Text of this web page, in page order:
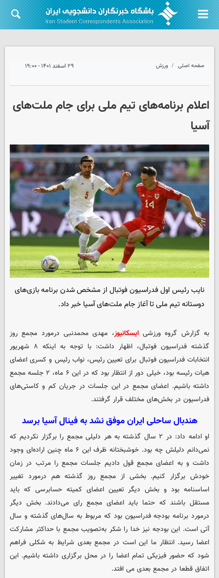
صفحه اصلی ورزش ۲۹ اسفند ۱۴۰۱ - ۱۹:۰۰
اعلام برنامه‌های تیم ملی برای جام ملت‌های
آسیا
نایب رئیس اول فدراسیون فوتبال از مشخص شدن برنامه بازی‌های
دوستانه تیم‌ ملی تا آغاز جام ملت‌های آسیا خبر داد.
به گزارش گروه ورزشیایسکانیوز، مهدی محمدنبی درمورد مجمع روز
گذشته فدراسیون فوتبال، اظهار داشت: با توجه به اینکه ۸ شهریور
انتخابات فدراسیون فوتبال برای تعیین رئیس، نواب رئیس و کسری اعضای
هیات رئیسه بود، خیلی دور از انتظار بود که در این ۶ ماه، ۲ جلسه مجمع
داشته باشیم. اعضای مجمع در این جلسات در جریان کم و کاستی‌های
فدراسیون در بخش‌های مختلف قرار گرفتند.
هندبال ساحلی ایران موفق نشد به فینال آسیا برسد
او ادامه داد: در ۲ سال گذشته به هر دلیلی مجمع را برگزار نکردیم که
نمی‌دانم دلیلش چه بود. خوشبختانه ظرف این ۶ ماه چنین اراده‌ای وجود
داشت و به اعضای مجمع قول دادیم جلسات مجمع را مرتب در زمان
خودش برگزار کنیم. بخشی از مجمع روز گذشته هم درمورد تغییر
اساسنامه بود و بخش دیگر تعیین اعضای کمیته حسابرسی که باید
مستقل باشند که حتما باید اعضای مجمع رای می‌دادند. بخش دیگر
درمورد برنامه بودجه فدراسیون بود که مربوط به سال‌های گذشته و سال
آتی است. این بودجه نیز خدا را شکر به‌تصویب مجمع با حداکثر مشارکت
اعضا رسید. انتظار ما این است در مجمع بعدی شرایط به شکلی فراهم
شود که حضور فیزیکی تمام اعضا را در محل برگزاری داشته باشیم. این
اتفاق قطعا در مجمع بعدی می افتد.